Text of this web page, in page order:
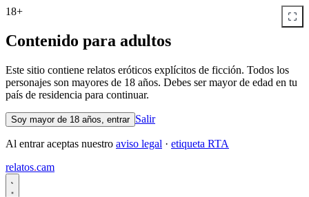
18+
Contenido para adultos
Este sitio contiene relatos eróticos explícitos de ficción. Todos los
personajes son mayores de 18 años. Debes ser mayor de edad en tu
país de residencia para continuar.
Soy mayor de 18 años, entrar Salir
Al entrar aceptas nuestro aviso legal · etiqueta RTA
relatos.cam